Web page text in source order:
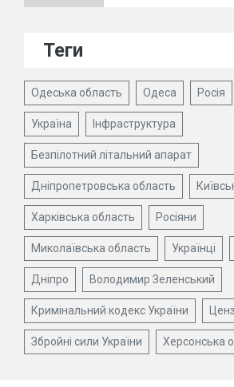
Теги
Одеська область Одеса Росія
Україна Інфраструктура
Безпілотний літальний апарат
Дніпропетровська область
Харківська область Росіяни
Миколаївська область Українці
Дніпро Володимир Зеленський
Кримінальний кодекс України
Збройні сили України Херсонська